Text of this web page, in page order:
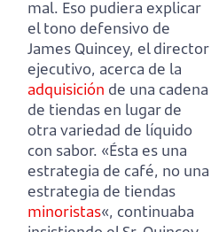
mal. Eso pudiera explicar
el tono defensivo de
James Quincey, el director
ejecutivo, acerca de la
adquisición de una cadena
de tiendas en lugar de
otra variedad de líquido
con sabor. «Ésta es una
estrategia de café, no una
estrategia de tiendas
minoristas«, continuaba